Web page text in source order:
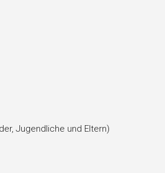
Jugendliche und Eltern)